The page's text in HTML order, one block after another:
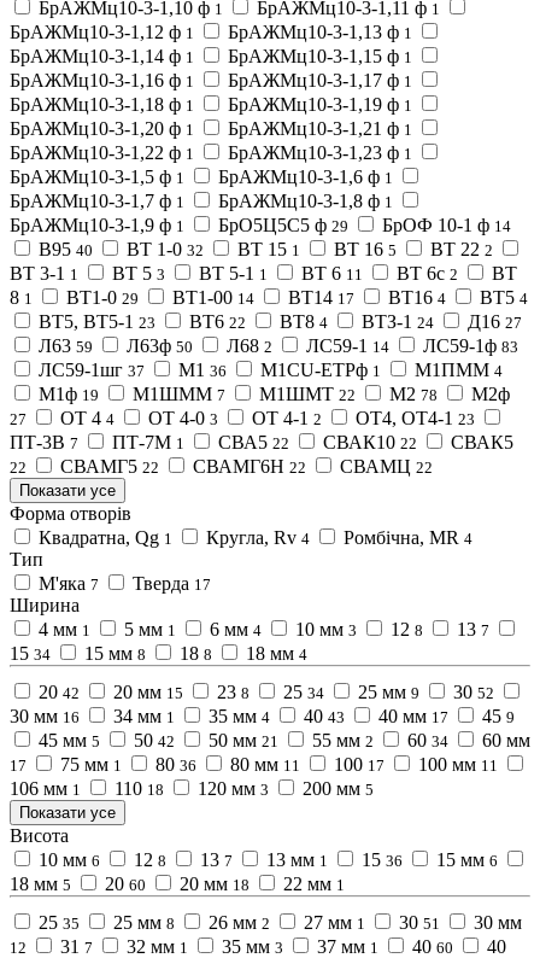
БрАЖМц10-3-1,10 ф 1 БрАЖМц10-3-1,11 ф 1
БрАЖМц10-3-1,12 ф 1 БрАЖМц10-3-1,13 ф 1
БрАЖМц10-3-1,14 ф 1 БрАЖМц10-3-1,15 ф 1
БрАЖМц10-3-1,16 ф 1 БрАЖМц10-3-1,17 ф 1
БрАЖМц10-3-1,18 ф 1 БрАЖМц10-3-1,19 ф 1
БрАЖМц10-3-1,20 ф 1 БрАЖМц10-3-1,21 ф 1
БрАЖМц10-3-1,22 ф 1 БрАЖМц10-3-1,23 ф 1
БрАЖМц10-3-1,5 ф 1 БрАЖМц10-3-1,6 ф 1
БрАЖМц10-3-1,7 ф 1 БрАЖМц10-3-1,8 ф 1
БрАЖМц10-3-1,9 ф 1 БрО5Ц5С5 ф 29 БрОФ 10-1 ф 14
В95 40 ВТ 1-0 32 ВТ 15 1 ВТ 16 5 ВТ 22 2
ВТ 3-1 1 ВТ 5 3 ВТ 5-1 1 ВТ 6 11 ВТ 6с 2
ВТ
8 1 ВТ1-0 29 ВТ1-00 14 ВТ14 17 ВТ16 4 ВТ5 4
ВТ5, ВТ5-1 23 ВТ6 22 ВТ8 4 ВТЗ-1 24 Д16 27
Л63 59 Л63ф 50 Л68 2 ЛС59-1 14 ЛС59-1ф 83
ЛС59-1шг 37 М1 36 М1CU-ETPф 1 М1ПММ 4
М1ф 19 М1ШММ 7 М1ШМТ 22 М2 78 М2ф
27 ОТ 4 4 ОТ 4-0 3 ОТ 4-1 2 ОТ4, ОТ4-1 23
ПТ-3В 7 ПТ-7М 1 СВА5 22 СВАК10 22 СВАК5
22 СВАМГ5 22 СВАМГ6Н 22 СВАМЦ 22
Показати усе
Форма отворів
Квадратна, Qg 1 Кругла, Rv 4 Ромбічна, MR 4
Тип
М'яка 7 Тверда 17
Ширина
4 мм 1 5 мм 1 6 мм 4 10 мм 3 12 8 13 7
15 34 15 мм 8 18 8 18 мм 4
20 42 20 мм 15 23 8 25 34 25 мм 9 30 52
30 мм 16 34 мм 1 35 мм 4 40 43 40 мм 17 45 9
45 мм 5 50 42 50 мм 21 55 мм 2 60 34 60 мм
17 75 мм 1 80 36 80 мм 11 100 17 100 мм 11
106 мм 1 110 18 120 мм 3 200 мм 5
Показати усе
Висота
10 мм 6 12 8 13 7 13 мм 1 15 36 15 мм 6
18 мм 5 20 60 20 мм 18 22 мм 1
25 35 25 мм 8 26 мм 2 27 мм 1 30 51 30 мм
12 31 7 32 мм 1 35 мм 3 37 мм 1 40 60
40